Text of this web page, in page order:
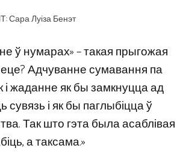
Сара Луіза Бенэт
ў нумарах» – такая прыгожая
Адчуванне сумавання па
і жаданне як бы замкнуцца ад
сувязь і як бы паглыбіцца ў
Так што гэта была асаблівая
а таксама.»